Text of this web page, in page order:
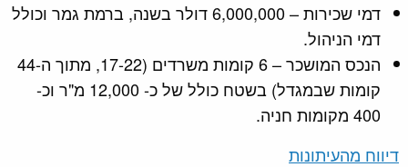
דמי שכירות – 6,000,000 דולר בשנה, ברמת גמר וכולל
דמי הניהול.
הנכס המושכר – 6 קומות משרדים (17-22, מתוך ה-44
קומות שבמגדל) בשטח כולל של כ- 12,000 מ"ר וכ-
400 מקומות חניה.
דיווח מהעיתונות